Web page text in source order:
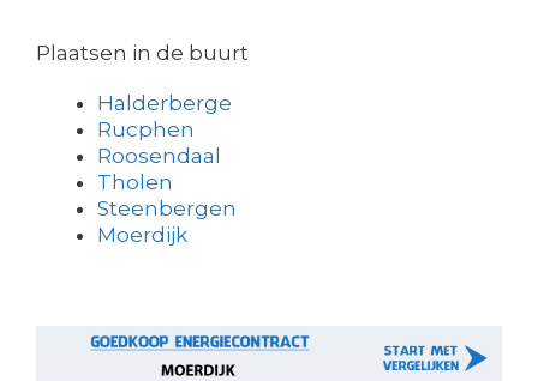
Plaatsen in de buurt
Halderberge
Rucphen
Roosendaal
Tholen
Steenbergen
Moerdijk